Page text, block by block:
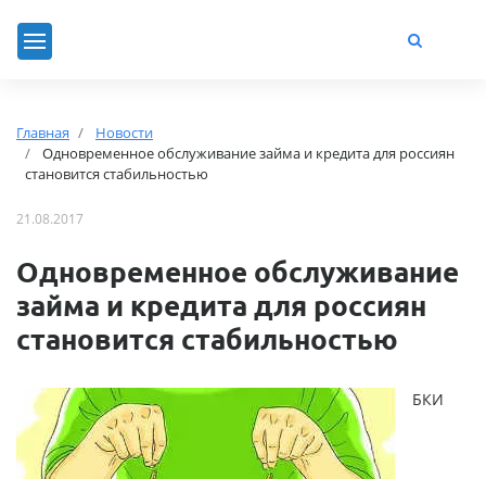
Главная
Новости
Одновременное обслуживание займа и кредита для россиян
становится стабильностью
21.08.2017
Одновременное обслуживание
займа и кредита для россиян
становится стабильностью
БКИ